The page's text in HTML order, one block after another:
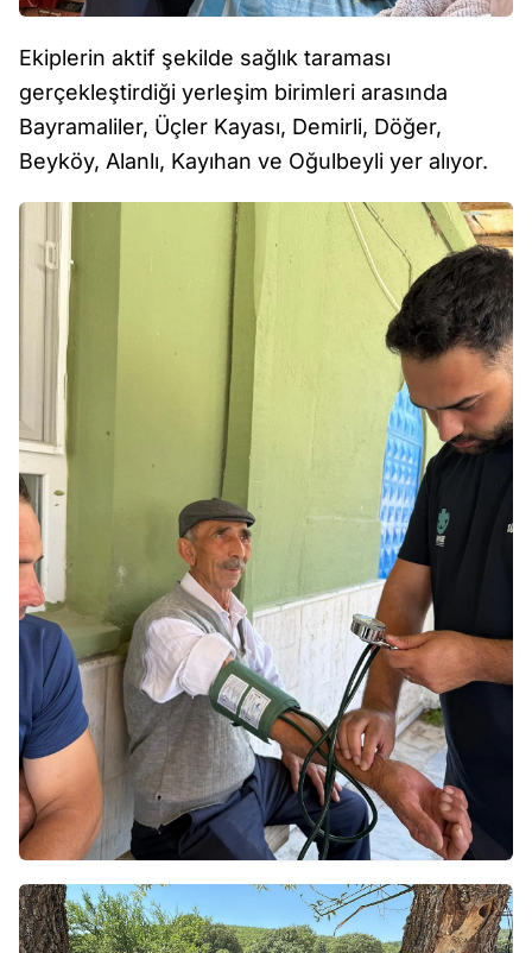
Ekiplerin aktif şekilde sağlık taraması
gerçekleştirdiği yerleşim birimleri arasında
Bayramaliler, Üçler Kayası, Demirli, Döğer,
Beyköy, Alanlı, Kayıhan ve Oğulbeyli yer alıyor.